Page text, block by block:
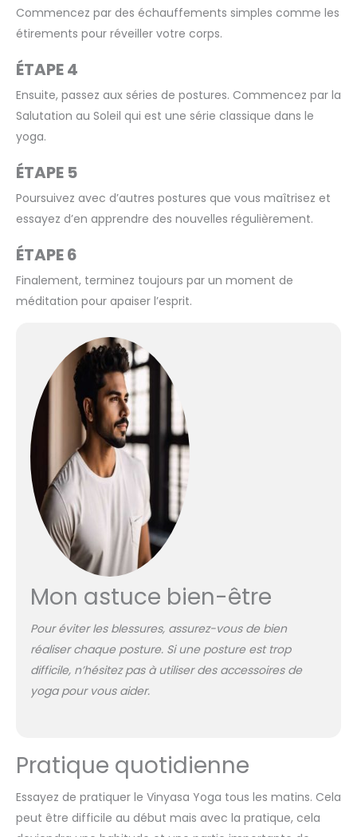
Commencez par des échauffements simples comme les
étirements pour réveiller votre corps.
ÉTAPE 4
Ensuite, passez aux séries de postures. Commencez par la
Salutation au Soleil qui est une série classique dans le
yoga.
ÉTAPE 5
Poursuivez avec d’autres postures que vous maîtrisez et
essayez d’en apprendre des nouvelles régulièrement.
ÉTAPE 6
Finalement, terminez toujours par un moment de
méditation pour apaiser l’esprit.
Mon astuce bien-être
Pour éviter les blessures, assurez-vous de bien
réaliser chaque posture. Si une posture est trop
difficile, n’hésitez pas à utiliser des accessoires de
yoga pour vous aider.
Pratique quotidienne
Essayez de pratiquer le Vinyasa Yoga tous les matins. Cela
peut être difficile au début mais avec la pratique, cela